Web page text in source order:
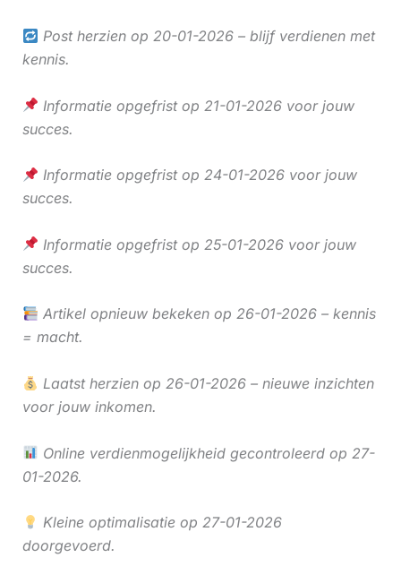
Post herzien op 20-01-2026 – blijf verdienen met
kennis.
Informatie opgefrist op 21-01-2026 voor jouw
succes.
Informatie opgefrist op 24-01-2026 voor jouw
succes.
Informatie opgefrist op 25-01-2026 voor jouw
succes.
Artikel opnieuw bekeken op 26-01-2026 – kennis
= macht.
Laatst herzien op 26-01-2026 – nieuwe inzichten
voor jouw inkomen.
Online verdienmogelijkheid gecontroleerd op 27-
01-2026.
Kleine optimalisatie op 27-01-2026
doorgevoerd.